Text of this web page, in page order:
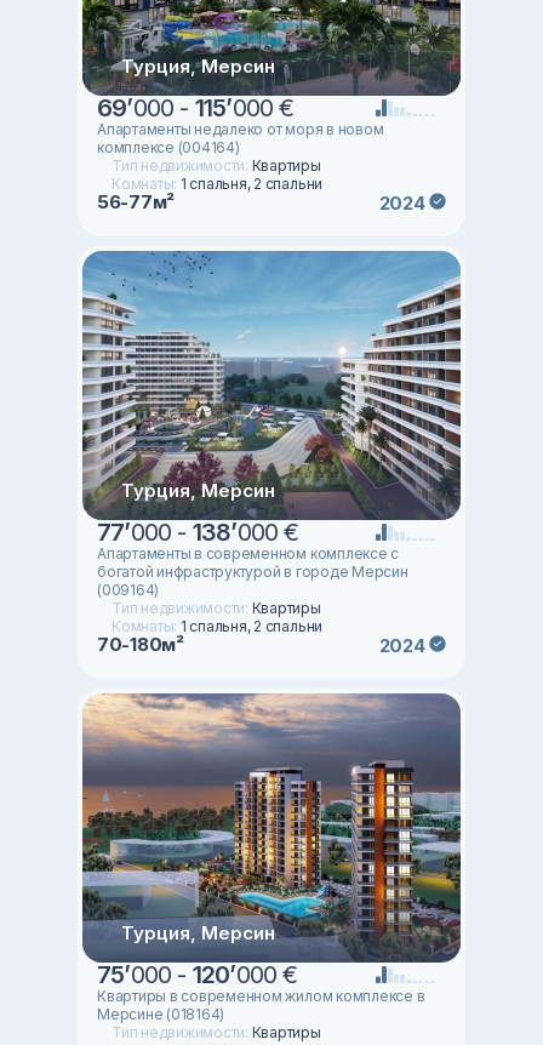
Турция, Мерсин
69’000 - 115’000 €
Апартаменты недалеко от моря в новом
комплексе (004164)
Тип недвижимости: Квартиры
Комнаты: 1 спальня, 2 спальни
56-77м² 2024
Турция, Мерсин
77’000 - 138’000 €
Апартаменты в современном комплексе с
богатой инфраструктурой в городе Мерсин
(009164)
Тип недвижимости: Квартиры
Комнаты: 1 спальня, 2 спальни
70-180м² 2024
Турция, Мерсин
75’000 - 120’000 €
Квартиры в современном жилом комплексе в
Мерсине (018164)
Тип недвижимости: Квартиры